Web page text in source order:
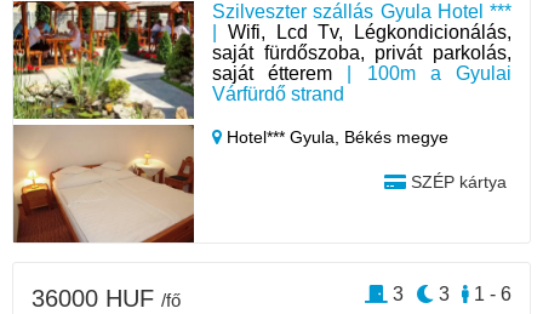
Szilveszter szállás Gyula Hotel ***
Wifi, Lcd Tv, Légkondicionálás,
saját fürdőszoba, privát parkolás,
saját étterem | 100m a Gyulai
Várfürdő strand
Hotel*** Gyula, Békés megye
SZÉP kártya
36000 HUF /fő 1 - 6
3
3